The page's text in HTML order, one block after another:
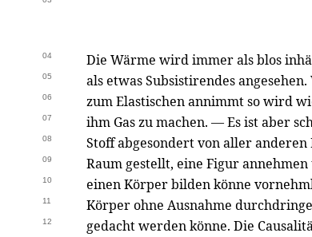
04 Die Wärme wird immer als blos
05 als etwas Subsistirendes
06 zum Elastischen annimmt so wird
07 ihm Gas zu machen. — Es ist aber
08 Stoff abgesondert von aller
09 Raum gestellt, eine Figur
10 einen Körper bilden könne
11 Körper ohne Ausnahme
12 gedacht werden könne. Die